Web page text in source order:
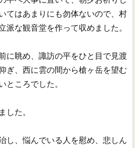
てはあまりにも勿体ないので、村
派な観音堂を作って収めました。
に眺め、諏訪の平をひと目で見渡
ぎ、西に雲の間から槍ヶ岳を望む
ところでした。
した。
し、悩んでいる人を慰め、悲しん